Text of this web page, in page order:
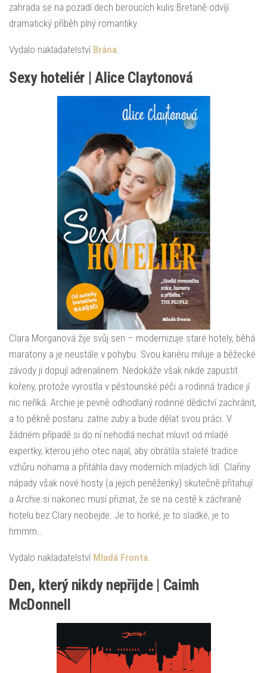
zahrada se na pozadí dech beroucích kulis Bretaně odvíjí
dramatický příběh plný romantiky.
Vydalo nakladatelství Brána
Sexy hoteliér | Alice Claytonová
Clara Morganová žije svůj sen – modernizuje staré hotely, běhá
maratony a je neustále v pohybu. Svou kariéru miluje a běžecké
závody ji dopují adrenalinem. Nedokáže však nikde zapustit
kořeny, protože vyrostla v pěstounské péči a rodinná tradice jí
nic neříká. Archie je pevně odhodlaný rodinné dědictví zachránit,
a to pěkně postaru: zatne zuby a bude dělat svou práci. V
žádném případě si do ní nehodlá nechat mluvit od mladé
expertky, kterou jeho otec najal, aby obrátila staleté tradice
vzhůru nohama a přitáhla davy moderních mladých lidí. Clařiny
nápady však nové hosty (a jejich peněženky) skutečně přitahují
a Archie si nakonec musí přiznat, že se na cestě k záchraně
hotelu bez Clary neobejde. Je to horké, je to sladké, je to
hmmm…
Vydalo nakladatelství Mladá Fronta
Den, který nikdy nepřijde | Caimh
McDonnell